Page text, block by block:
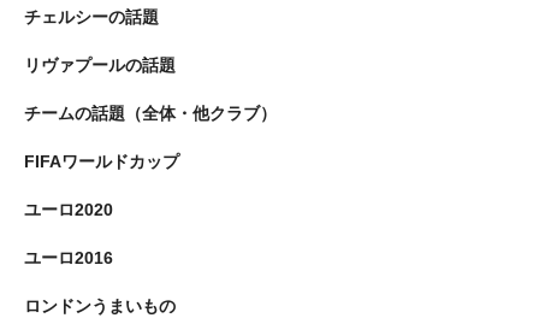
チェルシーの話題
リヴァプールの話題
チームの話題（全体・他クラブ）
FIFAワールドカップ
ユーロ2020
ユーロ2016
ロンドンうまいもの